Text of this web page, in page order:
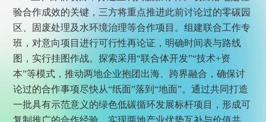
验合作成效的关键，三方将重点推进此前讨论过的零碳园
区、固废处理及水环境治理等合作项目。组建联合工作专
班，对意向项目进行可行性再论证，明确时间表与路线
图，实行挂图作战。探索采用“联合体开发”“技术+资
本”等模式，推动两地企业抱团出海、跨界融合，确保讨
论过的合作事项尽快从“纸面”落到“地面”。通过共同打造
一批具有示范意义的绿色低碳循环发展标杆项目，形成可